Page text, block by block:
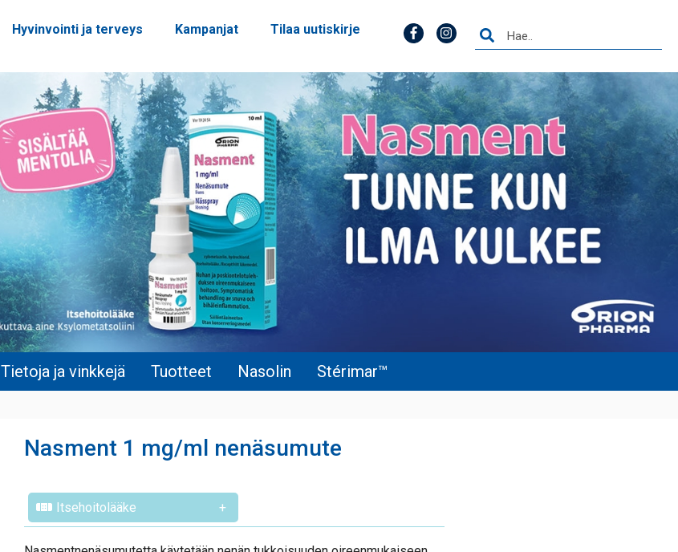
Hyvinvointi ja terveys Kampanjat Tilaa uutiskirje
Tietoja ja vinkkejä Tuotteet Nasolin Stérimar™
Nasment 1 mg/ml nenäsumute
Itsehoitolääke +